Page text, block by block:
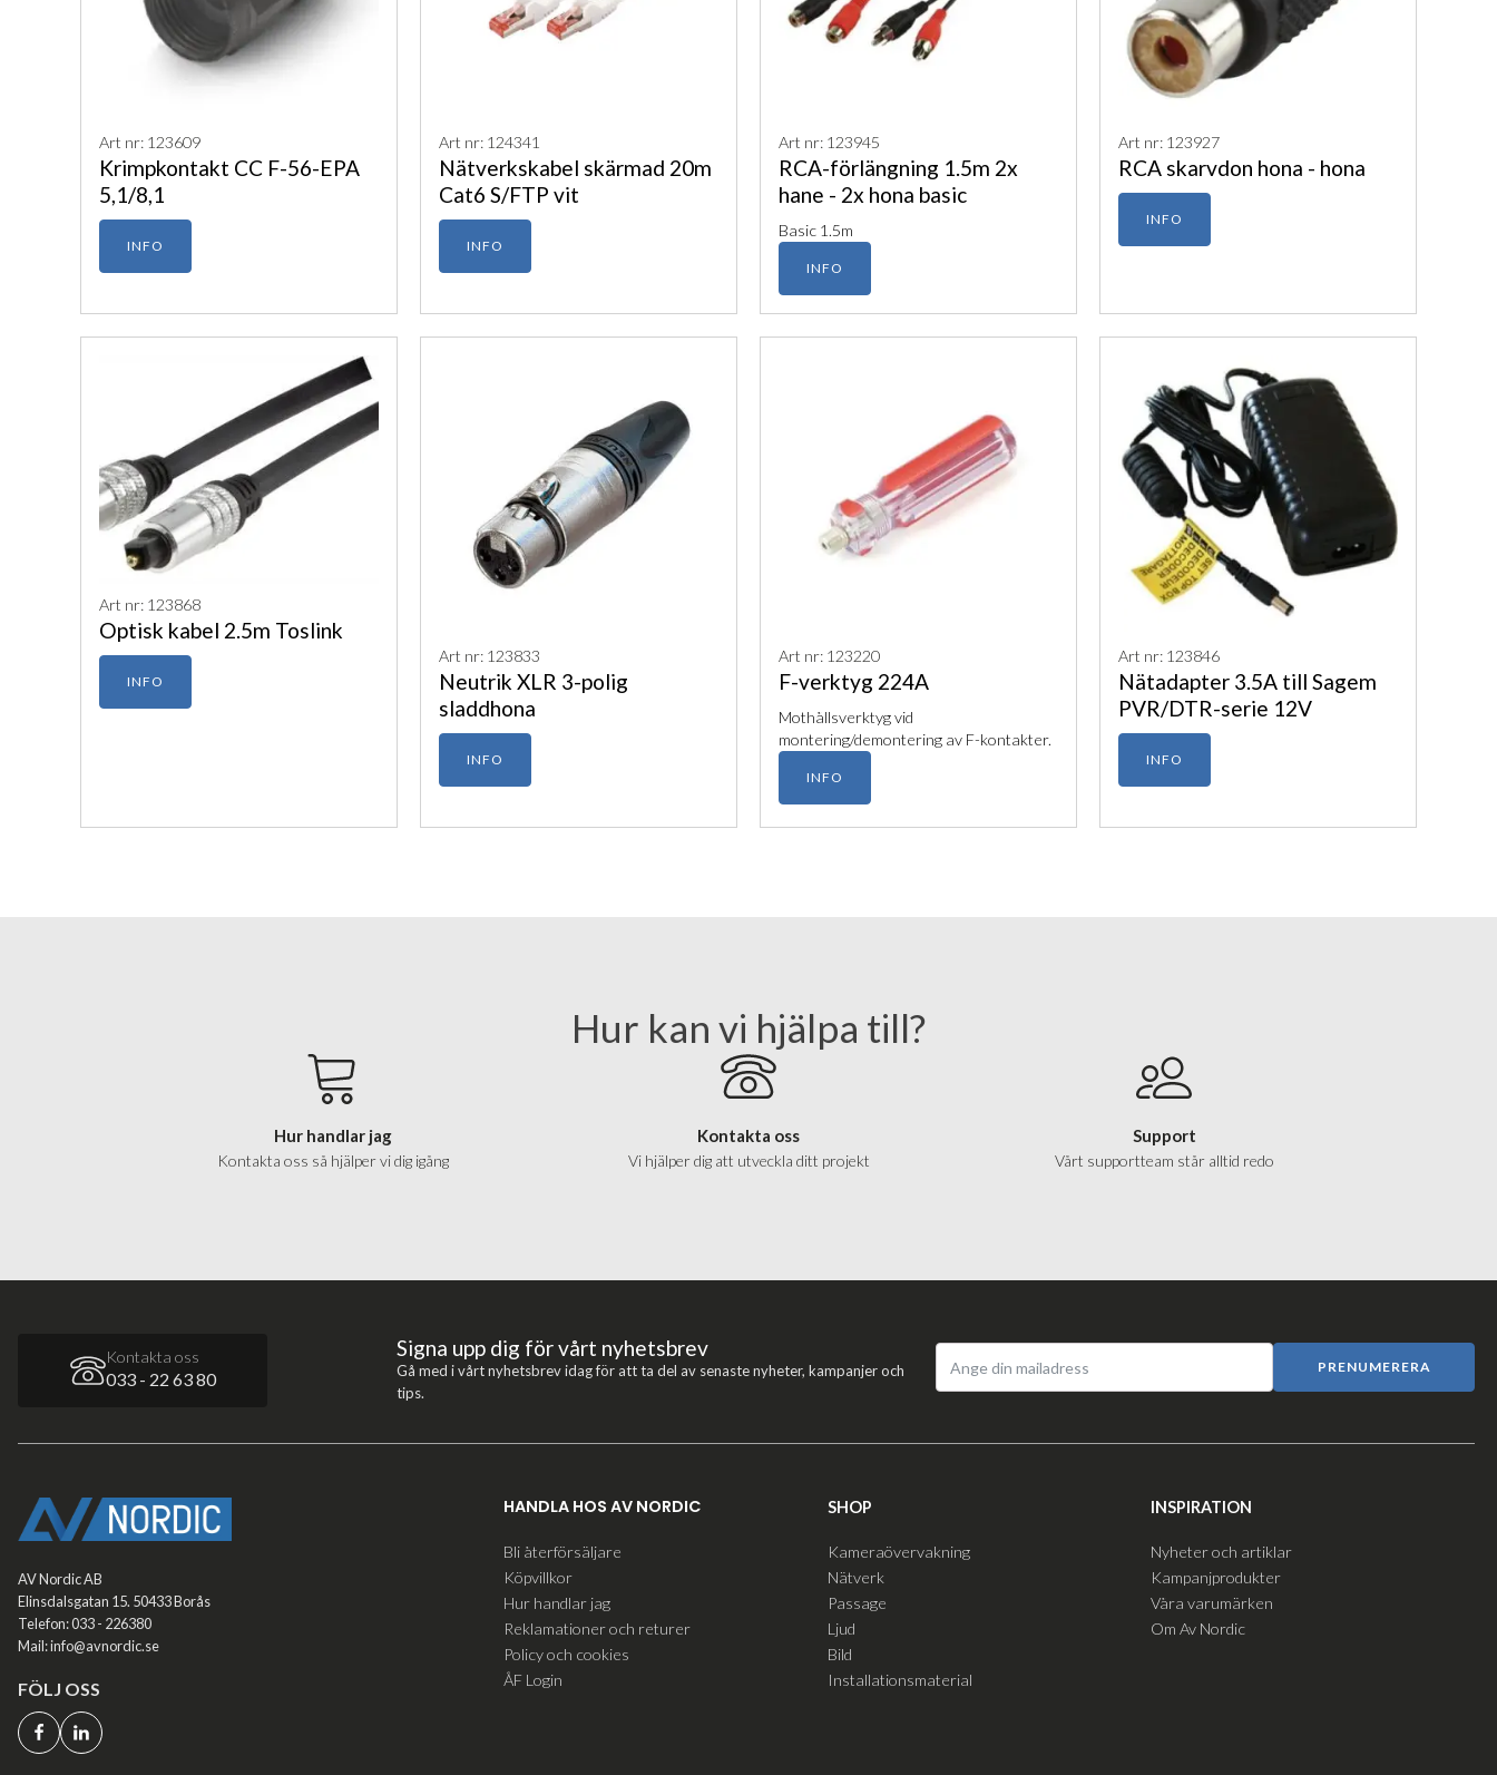
Art nr: 123609
Krimpkontakt CC F-56-EPA
5,1/8,1
INFO
Art nr: 124341
Nätverkskabel skärmad 20m
Cat6 S/FTP vit
INFO
Art nr: 123945
RCA-förlängning 1.5m 2x
hane - 2x hona basic
Basic 1.5m
INFO
Art nr: 123927
RCA skarvdon hona - hona
INFO
Art nr: 123868
Optisk kabel 2.5m Toslink
INFO
Art nr: 123833
Neutrik XLR 3-polig
sladdhona
INFO
Art nr: 123220
F-verktyg 224A
Mothållsverktyg vid
montering/demontering av F-kontakter.
INFO
Art nr: 123846
Nätadapter 3.5A till Sagem
PVR/DTR-serie 12V
INFO
Hur kan vi hjälpa till?
Hur handlar jag
Kontakta oss så hjälper vi dig igång
Kontakta oss
Vi hjälper dig att utveckla ditt projekt
Support
Vårt supportteam står alltid redo
Kontakta oss
033 - 22 63 80
Signa upp dig för vårt nyhetsbrev
Gå med i vårt nyhetsbrev idag för att ta del av senaste nyheter, kampanjer och
tips.
PRENUMERERA
AV Nordic AB
Elinsdalsgatan 15. 50433 Borås
Telefon: 033 - 226380
Mail: info@avnordic.se
FÖLJ OSS
HANDLA HOS AV NORDIC
Bli återförsäljare
Köpvillkor
Hur handlar jag
Reklamationer och returer
Policy och cookies
ÅF Login
SHOP
Kameraövervakning
Nätverk
Passage
Ljud
Bild
Installationsmaterial
INSPIRATION
Nyheter och artiklar
Kampanjprodukter
Våra varumärken
Om Av Nordic